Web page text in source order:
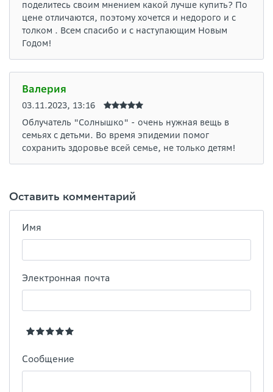
поделитесь своим мнением какой лучше купить? По
цене отличаются, поэтому хочется и недорого и с
толком . Всем спасибо и с наступающим Новым
Годом!
Валерия
03.11.2023, 13:16
Облучатель "Солнышко" - очень нужная вещь в
семьях с детьми. Во время эпидемии помог
сохранить здоровье всей семье, не только детям!
Оставить комментарий
Имя
Электронная почта
Сообщение